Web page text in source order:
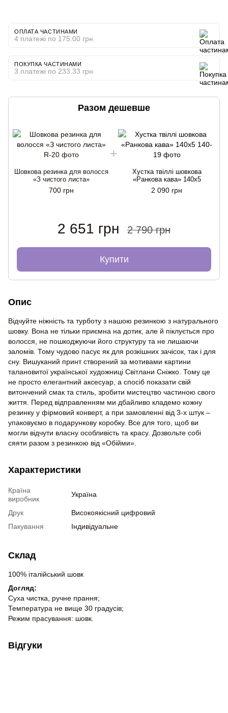
ОПЛАТА ЧАСТИНАМИ
4 платежі по 175.00 грн
ПОКУПКА ЧАСТИНАМИ
3 платежі по 233.33 грн
Разом дешевше
Шовкова резинка для волосся
«З чистого листа»
700 грн
Хустка твіллі шовкова
«Ранкова кава» 140x5
2 090 грн
2 651 грн 2 790 грн
Купити
Опис
Відчуйте ніжність та турботу з нашою резинкою з натурального
шовку. Вона не тільки приємна на дотик, але й піклується про
волосся, не пошкоджуючи його структуру та не лишаючи
заломів. Тому чудово пасує як для розкішних зачісок, так і для
сну. Вишуканий принт створений за мотивами картини
талановитої української художниці Світлани Сніжко. Тому це
не просто елегантний аксесуар, а спосіб показати свій
витончений смак та стиль, зробити мистецтво частиною свого
життя. Перед відправленням ми дбайливо кладемо кожну
резинку у фірмовий конверт, а при замовленні від 3-х штук –
упаковуємо в подарункову коробку. Все для того, щоб ви
могли відчути власну особливість та красу. Дозвольте собі
сяяти разом з резинкою від «Обійми».
Характеристики
Країна
виробник
Україна
Друк
Високоякісний цифровий
Пакування
Індивідуальне
Склад
100% італійський шовк
Догляд:
Суха чистка, ручне прання;
Температура не вище 30 градусів;
Режим прасування: шовк.
Відгуки